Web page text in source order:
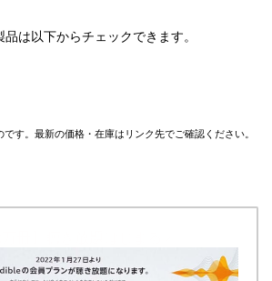
は以下からチェックできます。
す。最新の価格・在庫はリンク先でご確認ください。